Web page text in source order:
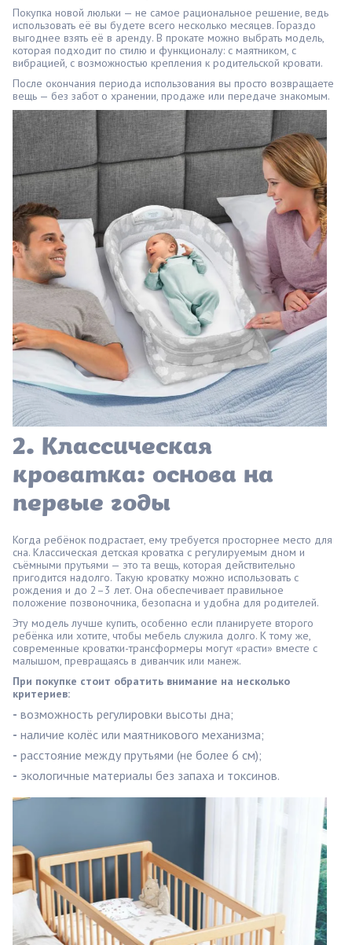
Покупка новой люльки — не самое рациональное решение, ведь
использовать её вы будете всего несколько месяцев. Гораздо
выгоднее взять её в аренду. В прокате можно выбрать модель,
которая подходит по стилю и функционалу: с маятником, с
вибрацией, с возможностью крепления к родительской кровати.
После окончания периода использования вы просто возвращаете
вещь — без забот о хранении, продаже или передаче знакомым.
2. Классическая
кроватка: основа на
первые годы
Когда ребёнок подрастает, ему требуется просторнее место для
сна. Классическая детская кроватка с регулируемым дном и
съёмными прутьями — это та вещь, которая действительно
пригодится надолго. Такую кроватку можно использовать с
рождения и до 2–3 лет. Она обеспечивает правильное
положение позвоночника, безопасна и удобна для родителей.
Эту модель лучше купить, особенно если планируете второго
ребёнка или хотите, чтобы мебель служила долго. К тому же,
современные кроватки-трансформеры могут «расти» вместе с
малышом, превращаясь в диванчик или манеж.
При покупке стоит обратить внимание на несколько
критериев:
- возможность регулировки высоты дна;
- наличие колёс или маятникового механизма;
- расстояние между прутьями (не более 6 см);
- экологичные материалы без запаха и токсинов.